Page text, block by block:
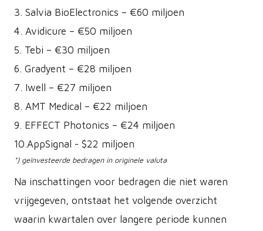
3. Salvia BioElectronics – €60 miljoen
4. Avidicure – €50 miljoen
5. Tebi – €30 miljoen
6. Gradyent – €28 miljoen
7. Iwell – €27 miljoen
8. AMT Medical – €22 miljoen
9. EFFECT Photonics – €24 miljoen
10.AppSignal - $22 miljoen
*) geïnvesteerde bedragen in originele valuta
Na inschattingen voor bedragen die niet waren
vrijgegeven, ontstaat het volgende overzicht
waarin kwartalen over langere periode kunnen